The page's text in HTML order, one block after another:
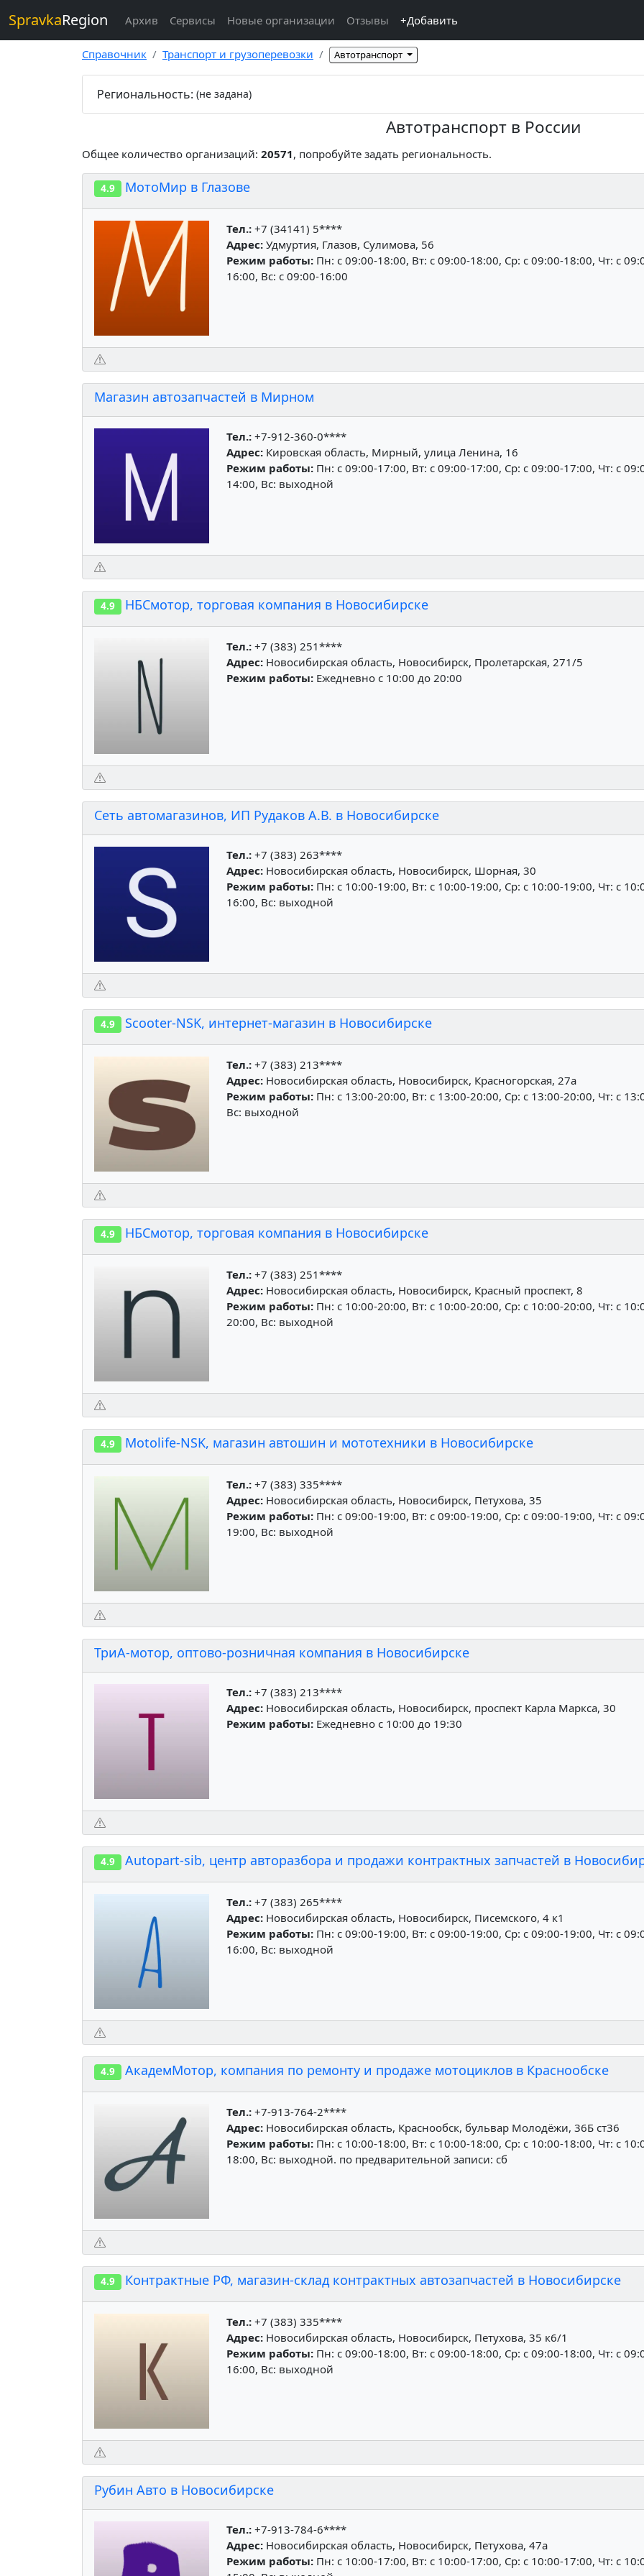
SpravkaRegion Архив Сервисы Новые организации Отзывы +Добавить
Справочник Транспорт и грузоперевозки Автотранспорт
Региональность: (не задана)
Автотранспорт в России
Общее количество организаций: 20571, попробуйте задать региональность.
4.9 МотоМир в Глазове
Тел.: +7 (34141) 5****
Адрес: Удмуртия, Глазов, Сулимова, 56
Режим работы: Пн: c 09:00-18:00, Вт: c 09:00-18:00, Ср: c 09:00-18:00, Чт: c
16:00, Вс: c 09:00-16:00
Магазин автозапчастей в Мирном
Тел.: +7-912-360-0****
Адрес: Кировская область, Мирный, улица Ленина, 16
Режим работы: Пн: c 09:00-17:00, Вт: c 09:00-17:00, Ср: c 09:00-17:00, Чт: c
14:00, Вс: выходной
4.9 НБСмотор, торговая компания в Новосибирске
Тел.: +7 (383) 251****
Адрес: Новосибирская область, Новосибирск, Пролетарская, 271/5
Режим работы: Ежедневно с 10:00 до 20:00
Сеть автомагазинов, ИП Рудаков А.В. в Новосибирске
Тел.: +7 (383) 263****
Адрес: Новосибирская область, Новосибирск, Шорная, 30
Режим работы: Пн: c 10:00-19:00, Вт: c 10:00-19:00, Ср: c 10:00-19:00, Чт: c
16:00, Вс: выходной
4.9 Scooter-NSK, интернет-магазин в Новосибирске
Тел.: +7 (383) 213****
Адрес: Новосибирская область, Новосибирск, Красногорская, 27а
Режим работы: Пн: c 13:00-20:00, Вт: c 13:00-20:00, Ср: c 13:00-20:00, Чт: c
Вс: выходной
4.9 НБСмотор, торговая компания в Новосибирске
Тел.: +7 (383) 251****
Адрес: Новосибирская область, Новосибирск, Красный проспект, 8
Режим работы: Пн: c 10:00-20:00, Вт: c 10:00-20:00, Ср: c 10:00-20:00, Чт: c
20:00, Вс: выходной
4.9 Motolife-NSK, магазин автошин и мототехники в Новосибирске
Тел.: +7 (383) 335****
Адрес: Новосибирская область, Новосибирск, Петухова, 35
Режим работы: Пн: c 09:00-19:00, Вт: c 09:00-19:00, Ср: c 09:00-19:00, Чт: c
19:00, Вс: выходной
ТриА-мотор, оптово-розничная компания в Новосибирске
Тел.: +7 (383) 213****
Адрес: Новосибирская область, Новосибирск, проспект Карла Маркса, 30
Режим работы: Ежедневно с 10:00 до 19:30
4.9 Autopart-sib, центр авторазбора и продажи контрактных запчастей в
Тел.: +7 (383) 265****
Адрес: Новосибирская область, Новосибирск, Писемского, 4 к1
Режим работы: Пн: c 09:00-19:00, Вт: c 09:00-19:00, Ср: c 09:00-19:00, Чт: c
16:00, Вс: выходной
4.9 АкадемМотор, компания по ремонту и продаже мотоциклов в Краснообске
Тел.: +7-913-764-2****
Адрес: Новосибирская область, Краснообск, бульвар Молодёжи, 36Б ст36
Режим работы: Пн: c 10:00-18:00, Вт: c 10:00-18:00, Ср: c 10:00-18:00, Чт: c
18:00, Вс: выходной. по предварительной записи: сб
4.9 Контрактные РФ, магазин-склад контрактных автозапчастей в Новосибирске
Тел.: +7 (383) 335****
Адрес: Новосибирская область, Новосибирск, Петухова, 35 к6/1
Режим работы: Пн: c 09:00-18:00, Вт: c 09:00-18:00, Ср: c 09:00-18:00, Чт: c
16:00, Вс: выходной
Рубин Авто в Новосибирске
Тел.: +7-913-784-6****
Адрес: Новосибирская область, Новосибирск, Петухова, 47а
Режим работы: Пн: c 10:00-17:00, Вт: c 10:00-17:00, Ср: c 10:00-17:00, Чт: c